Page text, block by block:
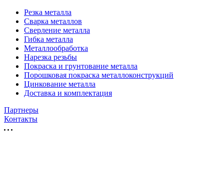
Резка металла
Сварка металлов
Сверление металла
Гибка металла
Металлообработка
Нарезка резьбы
Покраска и грунтование металла
Порошковая покраска металлоконструкций
Цинкование металла
Доставка и комплектация
Партнеры
Контакты